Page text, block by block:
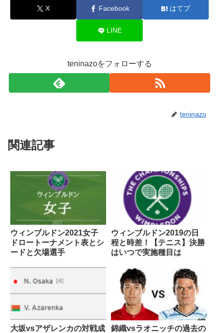
X Facebook はてブ
LINE
teninazoをフォローする
teninazo
関連記事
ウィンブルドン2021女子
ドロートーナメント表とシ
ードと欠場選手
ウィンブルドン2019の日
程と時差！【テニス】決勝
はいつで実施種目は
大坂vsアザレンカの対戦成
錦織vsラオニッチの過去の